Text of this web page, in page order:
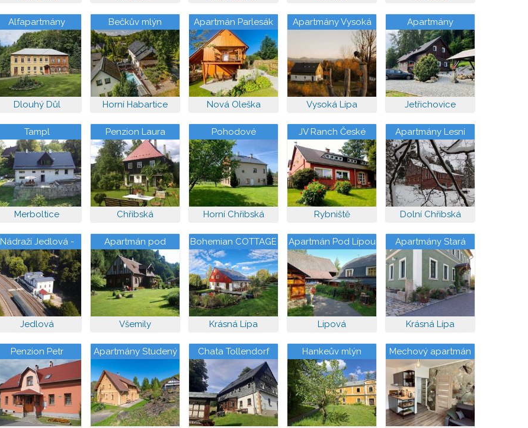
Alfapartmány
Dlouhý Důl
Bečkův mlýn
Horní Habartice
Apartmán Parlesák
Nová Oleška
Apartmány Vysoká
Vysoká Lípa
Apartmány
Jetřichovice
Jetřichovice
Tampl
Merboltice
Penzion Laura
Chřibská
Pohodové
apartmány
Horní Chřibská
JV Ranch České
Švýcarsko
Rybniště
Apartmány Lesní
zátiší Marlenka
Dolní Chřibská
Nádraží Jedlová -
apartmány
Jedlová
Apartmán pod
skálou
Všemily
Bohemian COTTAGE
Krásná Lípa
Apartmán Pod Lípou
Lipová
Apartmány Stará
Škola
Krásná Lípa
Penzion Petr Apartmány Studený Chata Tollendorf Hankeův mlýn Mechový apartmán